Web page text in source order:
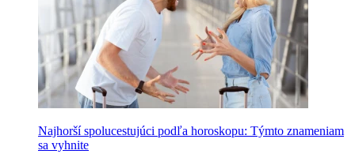
Najhorší spolucestujúci podľa horoskopu: Týmto znameniam
sa vyhnite